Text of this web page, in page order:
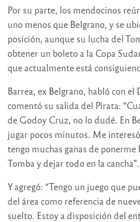
Por su parte, los mendocinos
uno menos que Belgrano, y se
posición, aunque su lucha del
obtener un boleto a la Copa
que actualmente está
Barrea, ex Belgrano, habló con
comentó su salida del Pirata:
de Godoy Cruz, no lo dudé. En
jugar pocos minutos. Me
tengo muchas ganas de ponerme
Tomba y dejar todo en la cancha”.
Y agregó: “Tengo un juego que
del área como referencia de
suelto. Estoy a disposición del